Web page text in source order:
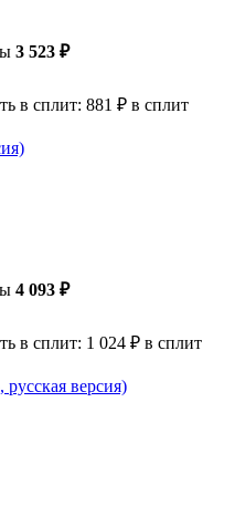
3 523 ₽
в сплит: 881 ₽ в сплит
4 093 ₽
в сплит: 1 024 ₽ в сплит
версия)